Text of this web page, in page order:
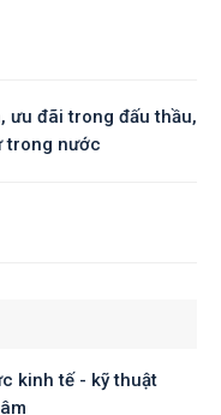
ưu đãi trong đấu thầu,
trong nước
kinh tế - kỹ thuật